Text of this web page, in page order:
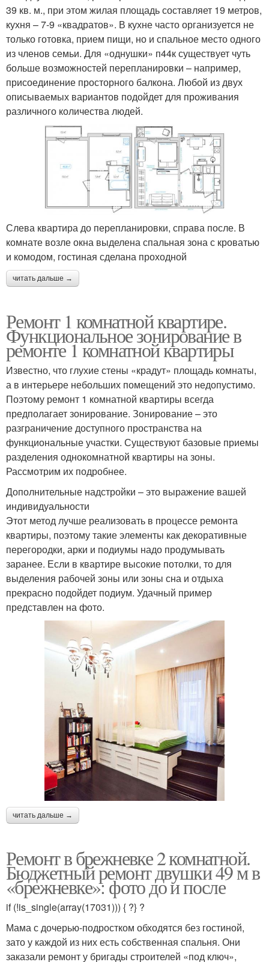
39 кв. м., при этом жилая площадь составляет 19 метров,
кухня – 7-9 «квадратов». В кухне часто организуется не
только готовка, прием пищи, но и спальное место одного
из членов семьи. Для «однушки» п44к существует чуть
больше возможностей перепланировки – например,
присоединение просторного балкона. Любой из двух
описываемых вариантов подойдет для проживания
различного количества людей.
Слева квартира до перепланировки, справа после. В
комнате возле окна выделена спальная зона с кроватью
и комодом, гостиная сделана проходной
читать дальше →
Ремонт 1 комнатной квартире.
Функциональное зонирование в
ремонте 1 комнатной квартиры
Известно, что глухие стены «крадут» площадь комнаты,
а в интерьере небольших помещений это недопустимо.
Поэтому ремонт 1 комнатной квартиры всегда
предполагает зонирование. Зонирование – это
разграничение доступного пространства на
функциональные участки. Существуют базовые приемы
разделения однокомнатной квартиры на зоны.
Рассмотрим их подробнее.
Дополнительные надстройки – это выражение вашей
индивидуальности
Этот метод лучше реализовать в процессе ремонта
квартиры, поэтому такие элементы как декоративные
перегородки, арки и подиумы надо продумывать
заранее. Если в квартире высокие потолки, то для
выделения рабочей зоны или зоны сна и отдыха
прекрасно подойдет подиум. Удачный пример
представлен на фото.
читать дальше →
Ремонт в брежневке 2 комнатной.
Бюджетный ремонт двушки 49 м в
«брежневке»: фото до и после
if (!is_single(array(17031))) { ?} ?
Мама с дочерью-подростком обходятся без гостиной,
зато у каждой из них есть собственная спальня. Они
заказали ремонт у бригады строителей «под ключ»,